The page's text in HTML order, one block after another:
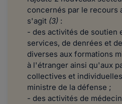
concernés par le recours
s'agit (3) :
- des activités de soutien
services, de denrées et
diverses aux formations
à l'étranger ainsi qu'aux
collectives et
ministre de la défense ;
- des activités de